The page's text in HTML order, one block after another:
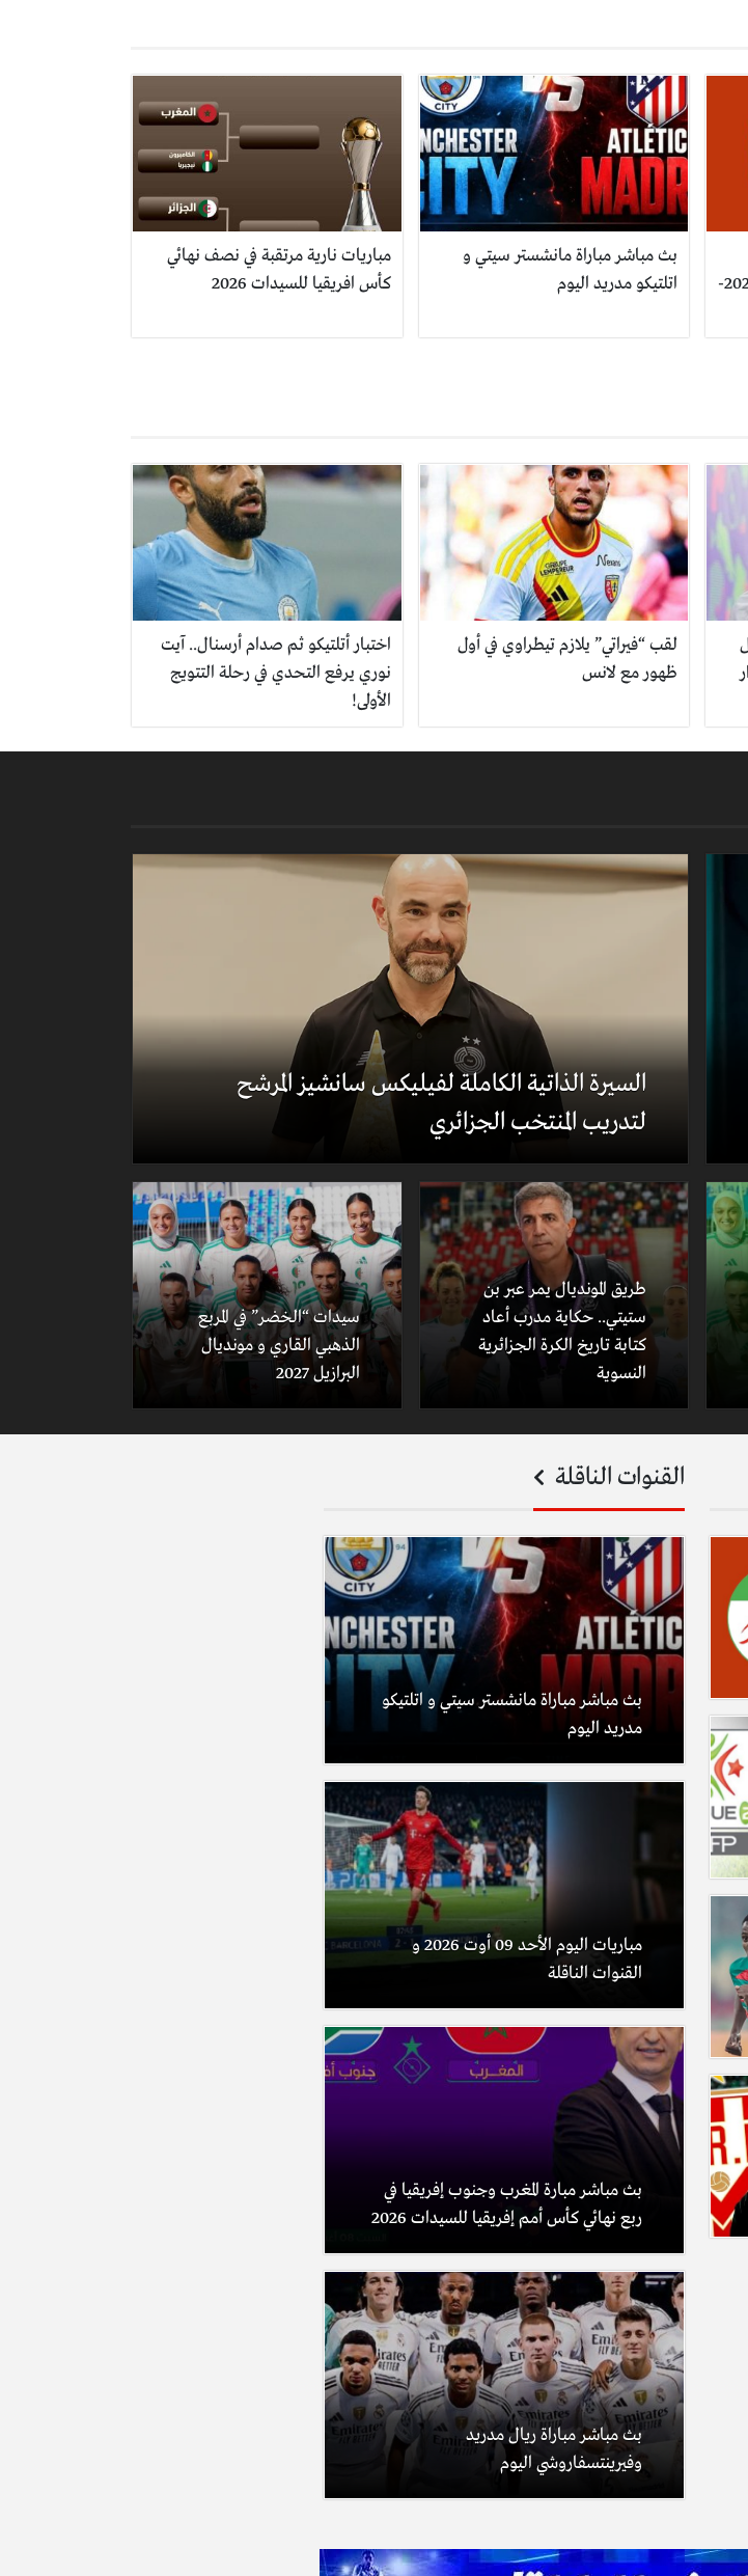
رزنامة بطولة الثاني الهواة لموسم 2026-
بث مباشر مباراة مانشستر سيتي و
اتلتيكو مدريد اليوم
مباريات نارية مرتقبة في نصف نهائي
كأس افريقيا للسيدات 2026
لقب “فيراتي” يلازم تيطراوي في أول
ظهور مع لانس
اختبار أتلتيكو ثم صدام أرسنال.. آيت
نوري يرفع التحدي في رحلة التتويج
الأولى!
السيرة الذاتية الكاملة لفيليكس سانشيز المرشح
لتدريب المنتخب الجزائري
طريق المونديال يمر عبر بن
ستيتي.. حكاية مدرب أعاد
كتابة تاريخ الكرة الجزائرية
النسوية
سيدات “الخضر” في المربع
الذهبي القاري و مونديال
البرازيل 2027
القنوات الناقلة
بث مباشر مباراة مانشستر سيتي و اتلتيكو
مدريد اليوم
مباريات اليوم الأحد 09 أوت 2026 و
القنوات الناقلة
بث مباشر مبارة المغرب وجنوب إفريقيا في
ربع نهائي كأس أمم إفريقيا للسيدات 2026
بث مباشر مباراة ريال مدريد
وفيرينتسفاروشي اليوم